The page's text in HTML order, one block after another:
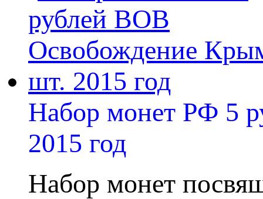
Набор монет РФ 5
2015 год
Набор монет